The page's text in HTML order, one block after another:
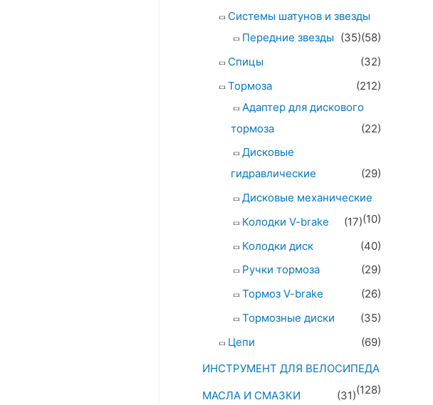
Системы шатунов и звезды
(58)
Передние звезды (35)
Спицы
(32)
Тормоза
(212)
Адаптер для дискового
тормоза
(22)
Дисковые
гидравлические
(29)
Дисковые механические
(10)
Колодки V-brake
(17)
Колодки диск
(40)
Ручки тормоза
(29)
Тормоз V-brake
(26)
Тормозные диски
(35)
Цепи
(69)
ИНСТРУМЕНТ ДЛЯ ВЕЛОСИПЕДА
(128)
МАСЛА И СМАЗКИ (31)